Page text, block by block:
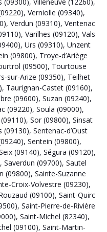
, Verniolle (09340),
, Verdun (09310), Ventenac
, Varilhes (09120), Vals
, Urs (09310), Unzent
(09800), Troye-d’Ariège
(09500), Tourtouse
sur-Arize (09350), Teilhet
, Taurignan-Castet (09160),
(09600), Suzan (09240),
(09220), Soula (09000),
, Sor (09800), Sinsat
(09130), Sentenac-d’Oust
, Sentein (09800),
(09140), Ségura (09120),
, Saverdun (09700), Sautel
(09800), Sainte-Suzanne
Croix-Volvestre (09230),
(09100), Saint-Quirc
, Saint-Pierre-de-Rivière
, Saint-Michel (82340),
(09100), Saint-Martin-